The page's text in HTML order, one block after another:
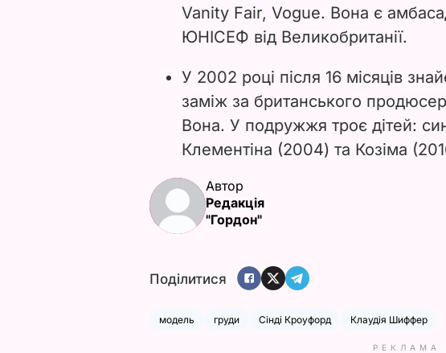
Vanity Fair, Vogue. Вона є
ЮНІСЕФ від Великобританії.
У 2002 році після 16 місяців
заміж за британського
Вона. У подружжя троє дітей:
Клементіна (2004) та Козіма
Автор
Редакція
"Гордон"
Поділитися
модель груди Сінді Кроуфорд Клаудія Шиффер
РЕКЛАМА